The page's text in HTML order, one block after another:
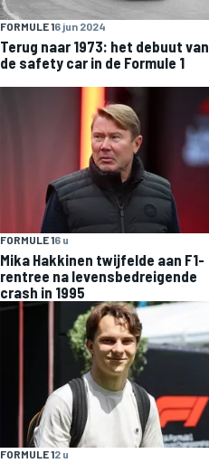
FORMULE 16 jun 2024
Terug naar 1973: het debuut van
de safety car in de Formule 1
FORMULE 16 u
Mika Hakkinen twijfelde aan F1-
rentree na levensbedreigende
crash in 1995
FORMULE 12 u